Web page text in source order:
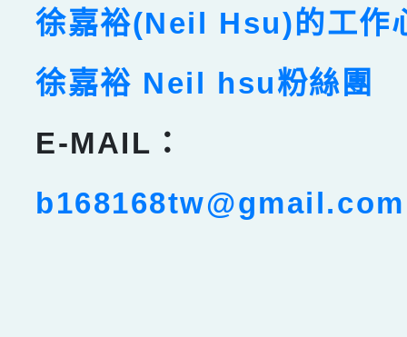
徐嘉裕(Neil Hsu)的工作
徐嘉裕 Neil hsu粉絲團
E-MAIL：
b168168tw@gmail.com